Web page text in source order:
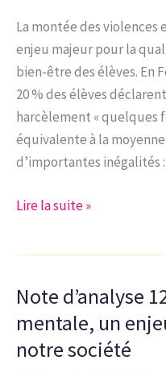
Santé,
de
l’Emploi
et
de
l’Enseignement ?
La montée des
enjeu majeur pour la
bien-être des élèves. En
20 % des élèves
harcèlement « quelques
équivalente à la
d’importantes inégalités
Note
l
Comprendre
désamorcer
Lire la suite »
Note d’analyse
mentale, un
notre société